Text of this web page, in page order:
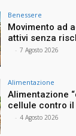
Benessere
Movimento ad
attivi senza
- 7 Agosto 2026
Alimentazione
Alimentazione
cellule contro il
- 4 Agosto 2026